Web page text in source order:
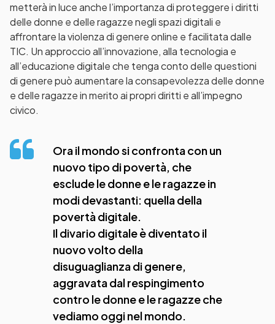
metterà in luce anche l’importanza di proteggere i diritti
delle donne e delle ragazze negli spazi digitali e
affrontare la violenza di genere online e facilitata dalle
TIC. Un approccio all’innovazione, alla tecnologia e
all’educazione digitale che tenga conto delle questioni
di genere può aumentare la consapevolezza delle donne
e delle ragazze in merito ai propri diritti e all’impegno
civico.
Ora il mondo si confronta con un
nuovo tipo di povertà, che
esclude le donne e le ragazze in
modi devastanti: quella della
povertà digitale.
Il divario digitale è diventato il
nuovo volto della
disuguaglianza di genere,
aggravata dal respingimento
contro le donne e le ragazze che
vediamo oggi nel mondo.